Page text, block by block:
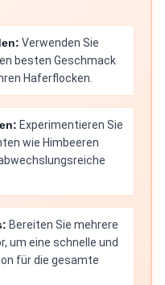
Verwenden Sie
besten Geschmack
Haferflocken.
Experimentieren Sie
wie Himbeeren
Bereiten Sie mehrere
um eine schnelle und
für die gesamte